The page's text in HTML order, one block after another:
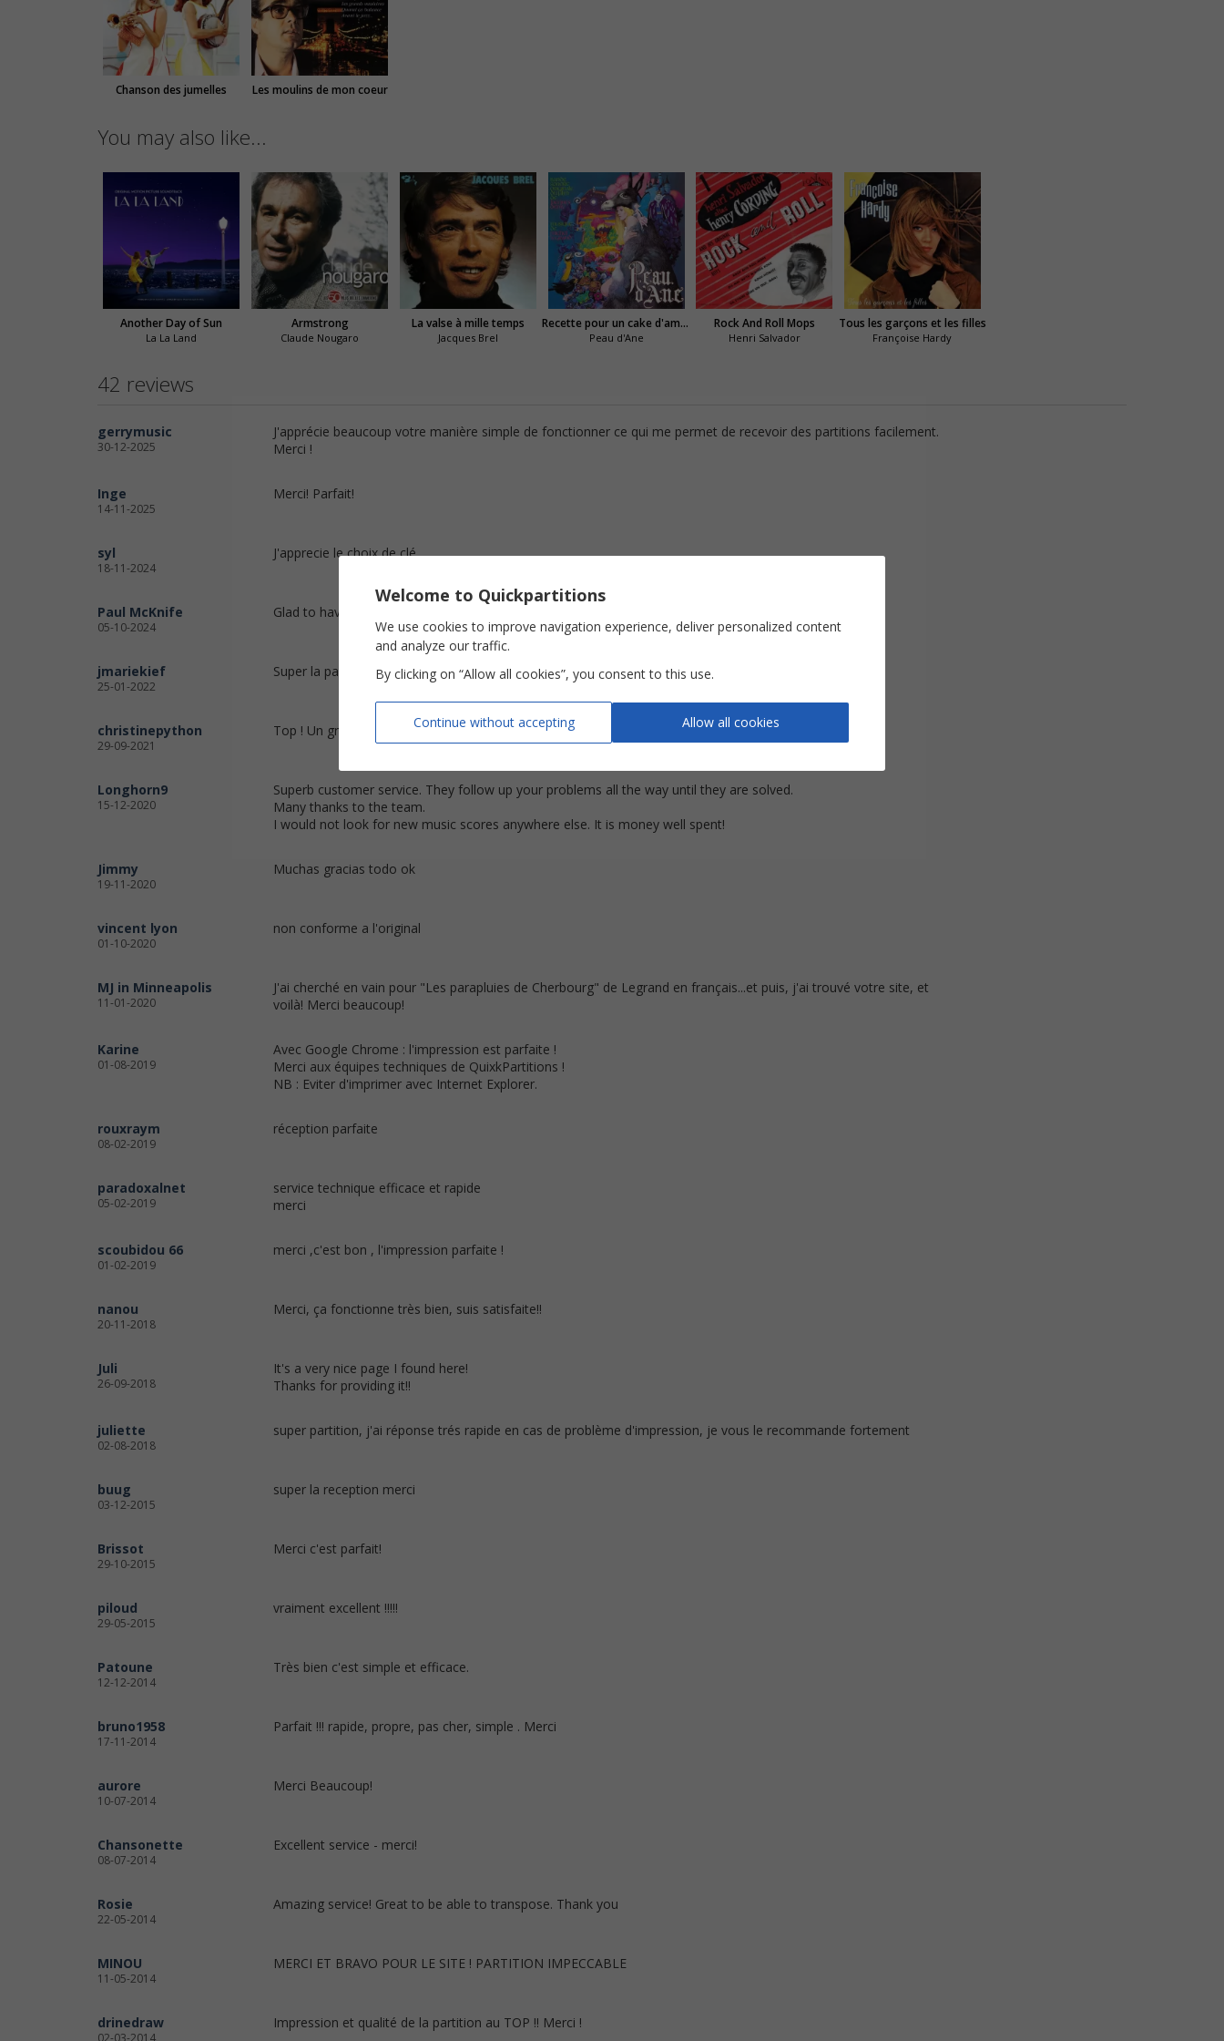
Chanson des jumelles Les moulins de mon coeur
You may also like...
Another Day of Sun
La La Land
Armstrong
Claude Nougaro
La valse à mille temps
Jacques Brel
Recette pour un cake d'amour
Peau d'Ane
Rock And Roll Mops
Henri Salvador
Tous les garçons et les filles
Françoise Hardy
42 reviews
gerrymusic
30-12-2025
J'apprécie beaucoup votre manière simple de fonctionner ce qui me permet de recevoir des partitions facilement.
Merci !
Inge
14-11-2025
Merci! Parfait!
syl
18-11-2024
J'apprecie le choix de clé
Paul McKnife
05-10-2024
Glad to have found an opportunity to print the score including chorus and verse! PMcK
jmariekief
25-01-2022
Super la partition
christinepython
29-09-2021
Top ! Un grand merci !
Longhorn9
15-12-2020
Superb customer service. They follow up your problems all the way until they are solved.
Many thanks to the team.
I would not look for new music scores anywhere else. It is money well spent!
Jimmy
19-11-2020
Muchas gracias todo ok
vincent lyon
01-10-2020
non conforme a l'original
MJ in Minneapolis
11-01-2020
J'ai cherché en vain pour "Les parapluies de Cherbourg" de Legrand en français...et puis, j'ai trouvé votre site, et
voilà! Merci beaucoup!
Karine
01-08-2019
Avec Google Chrome : l'impression est parfaite !
Merci aux équipes techniques de QuixkPartitions !
NB : Eviter d'imprimer avec Internet Explorer.
rouxraym
08-02-2019
réception parfaite
paradoxalnet
05-02-2019
service technique efficace et rapide
merci
scoubidou 66
01-02-2019
merci ,c'est bon , l'impression parfaite !
nanou
20-11-2018
Merci, ça fonctionne très bien, suis satisfaite!!
Juli
26-09-2018
It's a very nice page I found here!
Thanks for providing it!!
juliette
02-08-2018
super partition, j'ai réponse trés rapide en cas de problème d'impression, je vous le recommande fortement
buug
03-12-2015
super la reception merci
Brissot
29-10-2015
Merci c'est parfait!
piloud
29-05-2015
vraiment excellent !!!!!
Patoune
12-12-2014
Très bien c'est simple et efficace.
bruno1958
17-11-2014
Parfait !!! rapide, propre, pas cher, simple . Merci
aurore
10-07-2014
Merci Beaucoup!
Chansonette
08-07-2014
Excellent service - merci!
Rosie
22-05-2014
Amazing service! Great to be able to transpose. Thank you
MINOU
11-05-2014
MERCI ET BRAVO POUR LE SITE ! PARTITION IMPECCABLE
drinedraw
02-03-2014
Impression et qualité de la partition au TOP !! Merci !
Welcome to Quickpartitions
We use cookies to improve navigation experience, deliver personalized content
and analyze our traffic.
By clicking on “Allow all cookies”, you consent to this use.
Continue without accepting Allow all cookies